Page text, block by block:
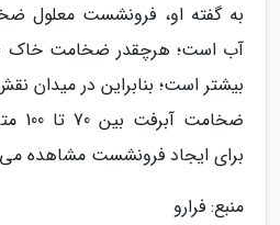
به گفته او، فرونشست معلول
آب است؛ هرچقدر ضخامت خاک
بیشتر است؛ بنابراین در میدان
برای ایجاد فرونشست مشاهده
منبع: فرارو